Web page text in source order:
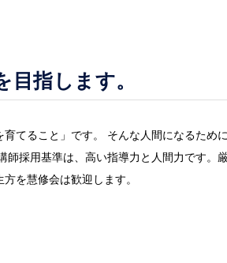
目指します。
てること」です。 そんな人間になるため
採用基準は、高い指導力と人間力です。
を慧修会は歓迎します。